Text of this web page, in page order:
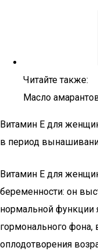
Читайте также:
Масло
Витамин Е для
в период
Витамин Е для
беременности: он
нормальной функции
гормонального фона,
оплодотворения